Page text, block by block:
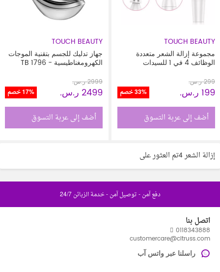
TOUCH BEAUTY
مجموعة إزالة الشعر متعددة
الوظائف 4 في 1 للسيدات
199 ر.س.‏
299 ر.س.‏
33% خصم
أضف إلى عربة التسوق
TOUCH BEAUTY
جهاز تدليك للجسم بتقنية الموجات
الكهرومغناطيسية - TB 1796
2499 ر.س.‏
2999 ر.س.‏
17% خصم
أضف إلى عربة التسوق
إزالة الشعر4تم العثور على
دفع آمن - توصيل آمن - خدمة الزبائن 24/7
اتصل بنا
0118343888
customercare@citruss.com
راسلنا عبر واتس آب